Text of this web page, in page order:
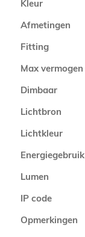
Kleur
Afmetingen
Fitting
Max vermogen
Dimbaar
Lichtbron
Lichtkleur
Energiegebruik
Lumen
IP code
Opmerkingen